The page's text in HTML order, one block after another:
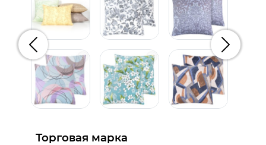
Предыдущий
Торговая марка